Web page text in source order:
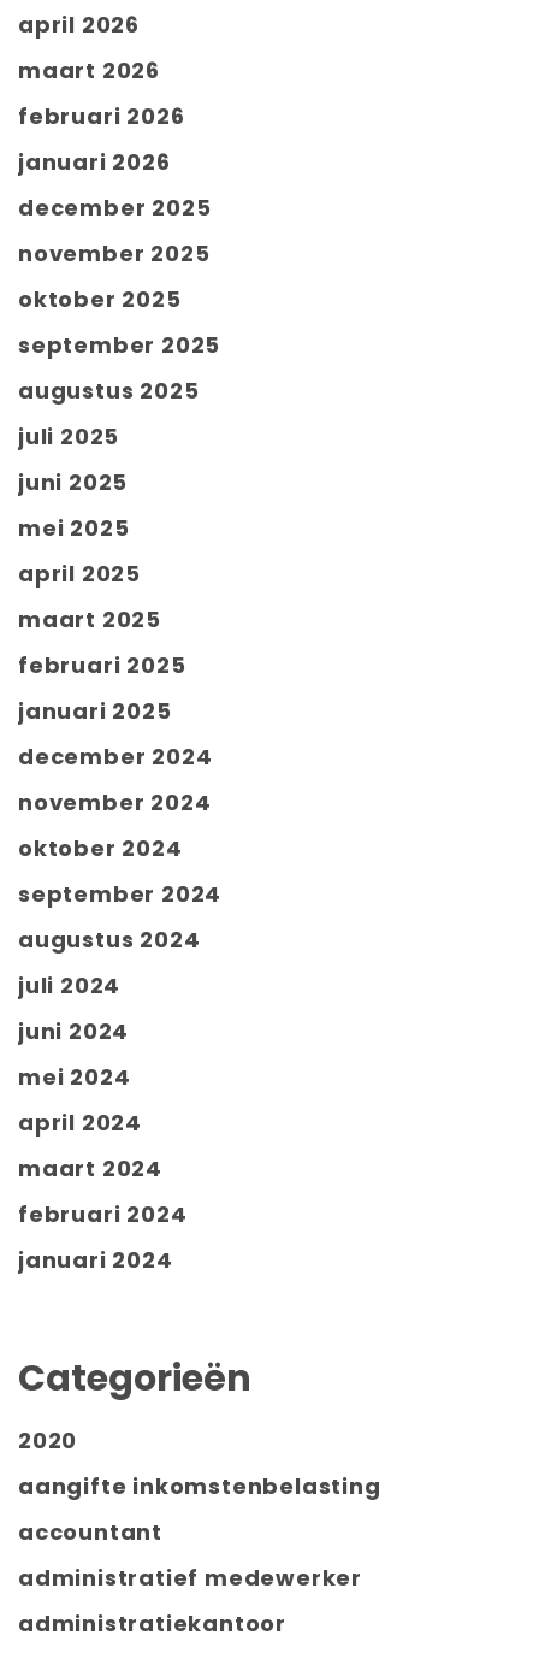
april 2026
maart 2026
februari 2026
januari 2026
december 2025
november 2025
oktober 2025
september 2025
augustus 2025
juli 2025
juni 2025
mei 2025
april 2025
maart 2025
februari 2025
januari 2025
december 2024
november 2024
oktober 2024
september 2024
augustus 2024
juli 2024
juni 2024
mei 2024
april 2024
maart 2024
februari 2024
januari 2024
Categorieën
2020
aangifte inkomstenbelasting
accountant
administratief medewerker
administratiekantoor